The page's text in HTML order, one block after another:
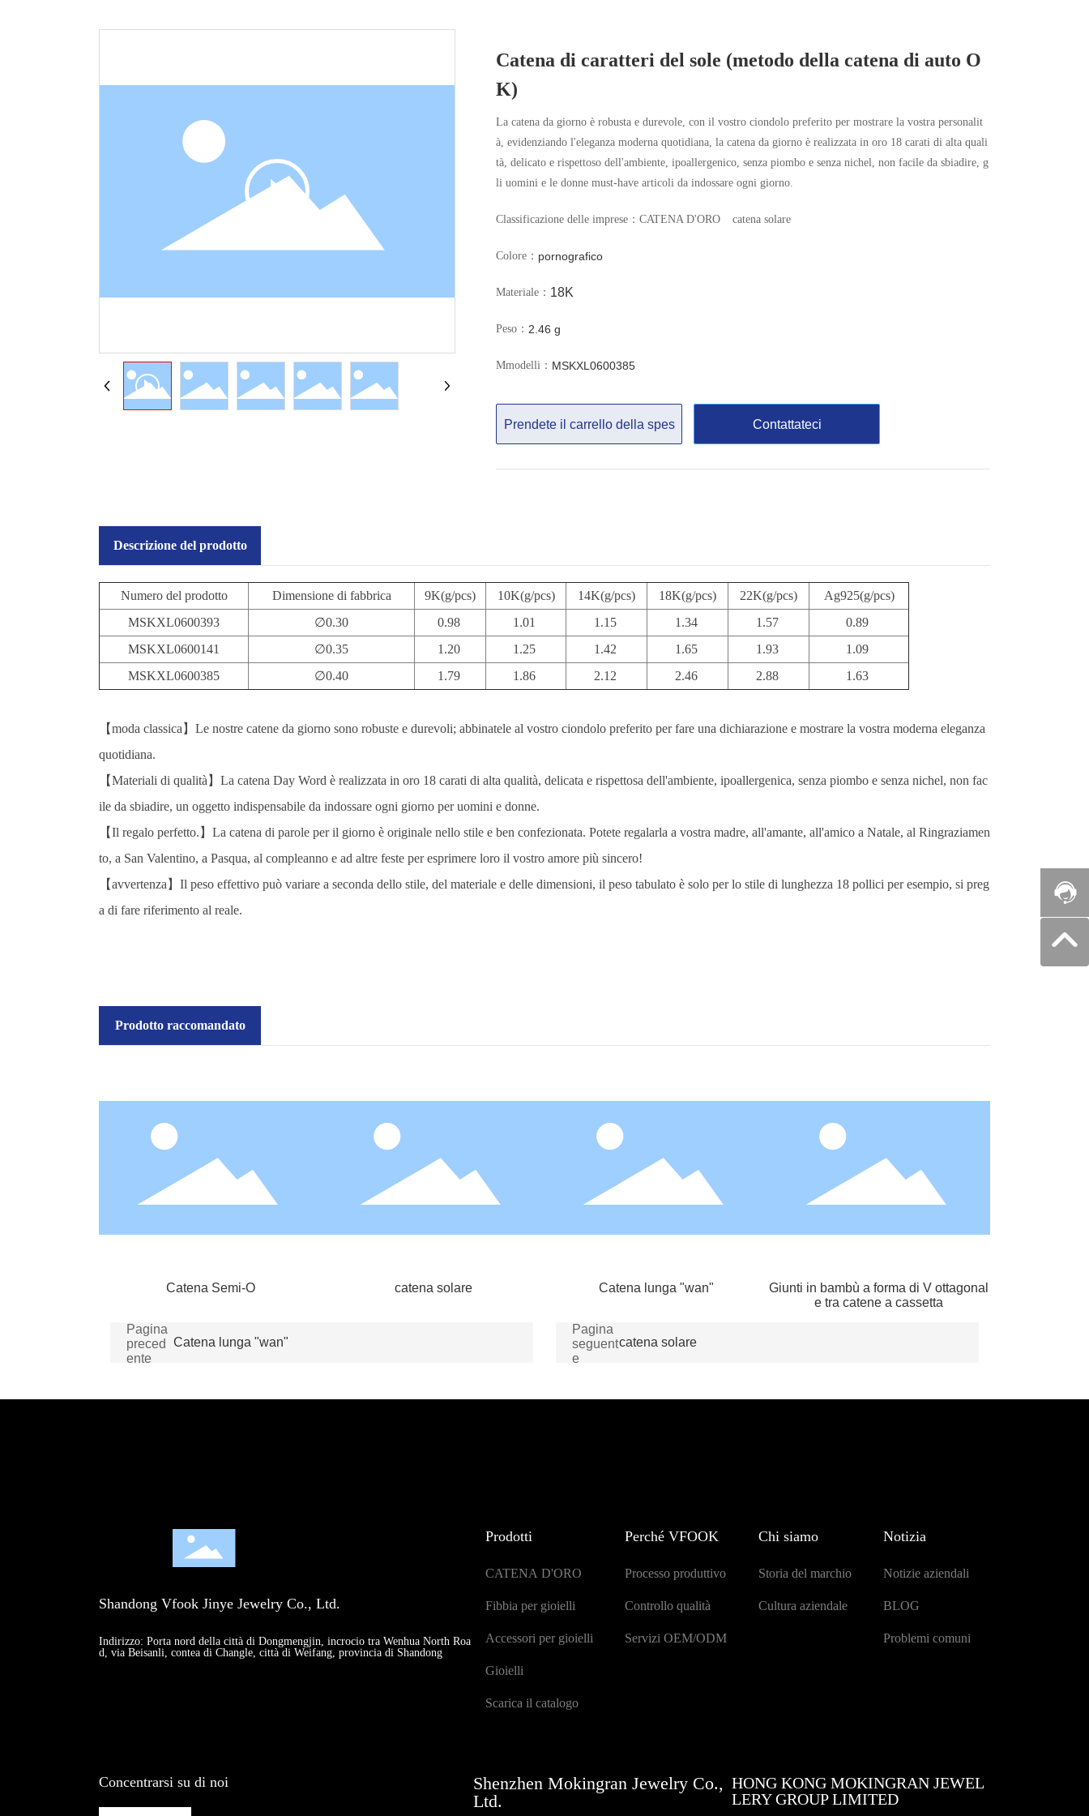
Catena di caratteri del sole (metodo della catena di auto O
K)
La catena da giorno è robusta e durevole, con il vostro ciondolo preferito per mostrare la vostra personalit
à, evidenziando l'eleganza moderna quotidiana, la catena da giorno è realizzata in oro 18 carati di alta quali
tà, delicato e rispettoso dell'ambiente, ipoallergenico, senza piombo e senza nichel, non facile da sbiadire, g
li uomini e le donne must-have articoli da indossare ogni giorno.
Classificazione delle imprese： CATENA D'ORO catena solare
Colore： pornografico
Materiale： 18K
Peso： 2.46 g
Mmodelli： MSKXL0600385
Prendete il carrello della spes Contattateci
Descrizione del prodotto
Numero del prodotto Dimensione di fabbrica 9K(g/pcs) 10K(g/pcs) 14K(g/pcs) 18K(g/pcs) 22K(g/pcs)
Ag925(g/pcs)
MSKXL0600393
∅0.30 0.98 1.01 1.15 1.34 1.57
0.89
MSKXL0600141
∅0.35 1.20 1.25 1.42 1.65 1.93
1.09
MSKXL0600385
∅0.40 1.79 1.86 2.12 2.46 2.88 1.63
【moda classica】Le nostre catene da giorno sono robuste e durevoli; abbinatele al vostro ciondolo preferito per fare una dichiarazione e mostrare la vostra moderna eleganza
quotidiana.
【Materiali di qualità】La catena Day Word è realizzata in oro 18 carati di alta qualità, delicata e rispettosa dell'ambiente, ipoallergenica, senza piombo e senza nichel, non fac
ile da sbiadire, un oggetto indispensabile da indossare ogni giorno per uomini e donne.
【Il regalo perfetto.】La catena di parole per il giorno è originale nello stile e ben confezionata. Potete regalarla a vostra madre, all'amante, all'amico a Natale, al Ringraziamen
to, a San Valentino, a Pasqua, al compleanno e ad altre feste per esprimere loro il vostro amore più sincero!
【avvertenza】Il peso effettivo può variare a seconda dello stile, del materiale e delle dimensioni, il peso tabulato è solo per lo stile di lunghezza 18 pollici per esempio, si preg
a di fare riferimento al reale.
Prodotto raccomandato
Catena Semi-O catena solare Catena lunga "wan"
Giunti in bambù a forma di V ottagonal
e tra catene a cassetta
Pagina
preced
ente
Catena lunga "wan"
Pagina
seguent
e
catena solare
Shandong Vfook Jinye Jewelry Co., Ltd.
Indirizzo: Porta nord della città di Dongmengjin, incrocio tra Wenhua North Roa
d, via Beisanli, contea di Changle, città di Weifang, provincia di Shandong
Prodotti
CATENA D'ORO
Fibbia per gioielli
Accessori per gioielli
Gioielli
Scarica il catalogo
Perché VFOOK
Processo produttivo
Controllo qualità
Servizi OEM/ODM
Chi siamo
Storia del marchio
Cultura aziendale
Notizia
Notizie aziendali
BLOG
Problemi comuni
Concentrarsi su di noi
Shenzhen Mokingran Jewelry Co.,
Ltd.
HONG KONG MOKINGRAN JEWEL
LERY GROUP LIMITED